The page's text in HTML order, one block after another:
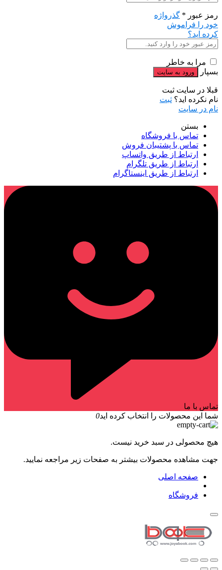
رمز عبور * گذرواژه
خود را فراموش
کرده اید؟
مرا به خاطر
بسپار
قبلا در سایت ثبت
نام نکرده اید؟ ثبت
نام در سایت
بستن
تماس با فروشگاه
تماس با پشتیبان فروش
ارتباط از طریق واتساپ
ارتباط از طریق تلگرام
ارتباط از طریق اینستاگرام
تماس با ما
شما این محصولات را انتخاب کرده اید0
هیچ محصولی در سبد خرید نیست.
جهت مشاهده محصولات بیشتر به صفحات زیر مراجعه نمایید.
صفحه اصلی
فروشگاه